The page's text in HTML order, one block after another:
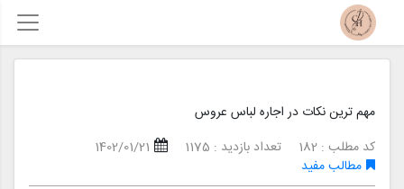
مهم ترین نکات در اجاره لباس عروس
کد مطلب : 182
تعداد بازدید : 1175
1402/01/21
مطالب مفید